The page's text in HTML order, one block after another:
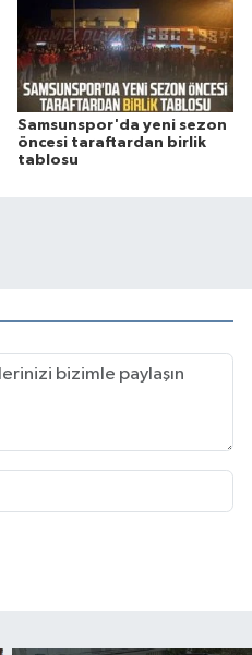
Samsunspor'da yeni sezon
öncesi taraftardan birlik
tablosu